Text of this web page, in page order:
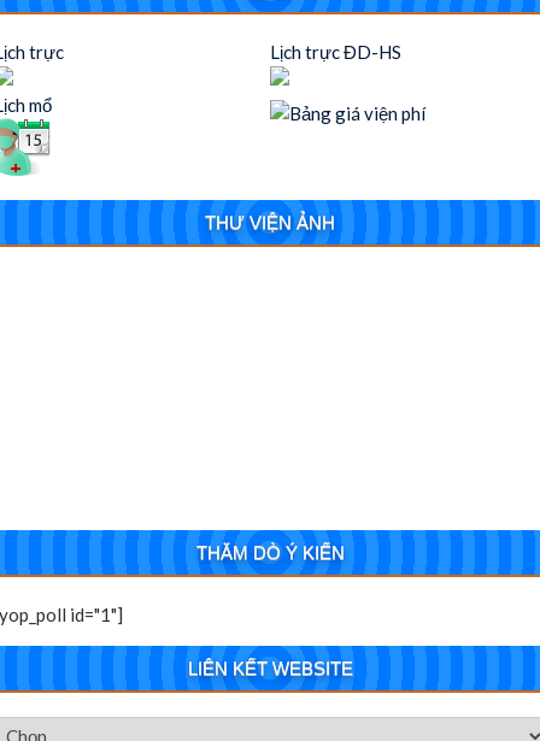
trực Lịch trực ĐD-HS
mổ
THƯ VIỆN ẢNH
THĂM DÒ Ý KIẾN
id="1"]
LIÊN KẾT WEBSITE